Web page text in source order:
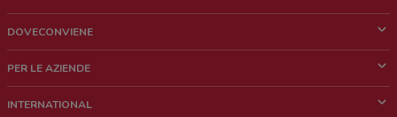
DOVECONVIENE
Chi siamo
PER LE AZIENDE
INTERNATIONAL